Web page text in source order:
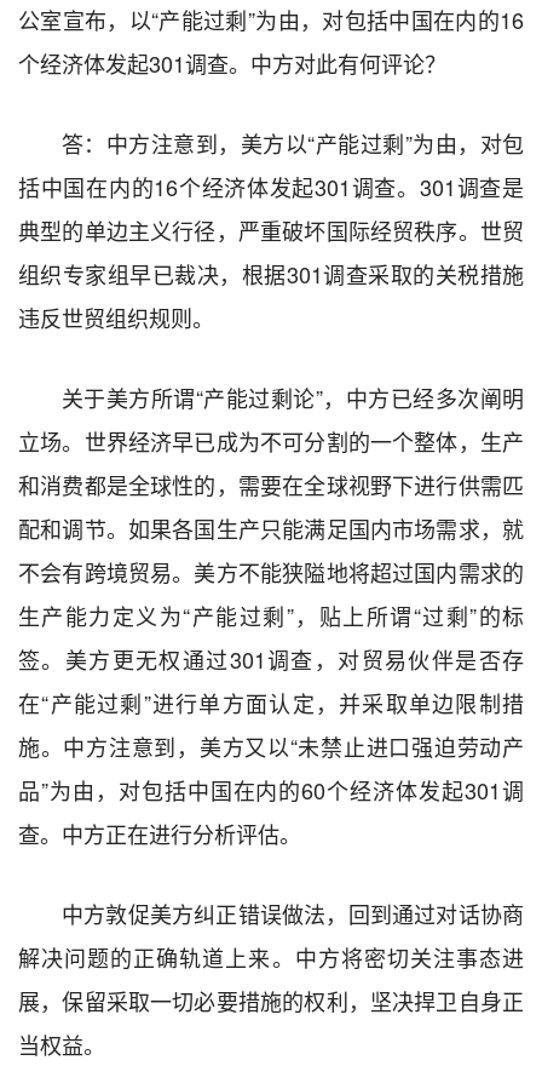
公室宣布，以“产能过剩”为由，对包括中国在内的16
个经济体发起301调查。中方对此有何评论？
答：中方注意到，美方以“产能过剩”为由，对包
括中国在内的16个经济体发起301调查。301调查是
典型的单边主义行径，严重破坏国际经贸秩序。世贸
组织专家组早已裁决，根据301调查采取的关税措施
违反世贸组织规则。
关于美方所谓“产能过剩论”，中方已经多次阐明
立场。世界经济早已成为不可分割的一个整体，生产
和消费都是全球性的，需要在全球视野下进行供需匹
配和调节。如果各国生产只能满足国内市场需求，就
不会有跨境贸易。美方不能狭隘地将超过国内需求的
生产能力定义为“产能过剩”，贴上所谓“过剩”的标
签。美方更无权通过301调查，对贸易伙伴是否存
在“产能过剩”进行单方面认定，并采取单边限制措
施。中方注意到，美方又以“未禁止进口强迫劳动产
品”为由，对包括中国在内的60个经济体发起301调
查。中方正在进行分析评估。
中方敦促美方纠正错误做法，回到通过对话协商
解决问题的正确轨道上来。中方将密切关注事态进
展，保留采取一切必要措施的权利，坚决捍卫自身正
当权益。